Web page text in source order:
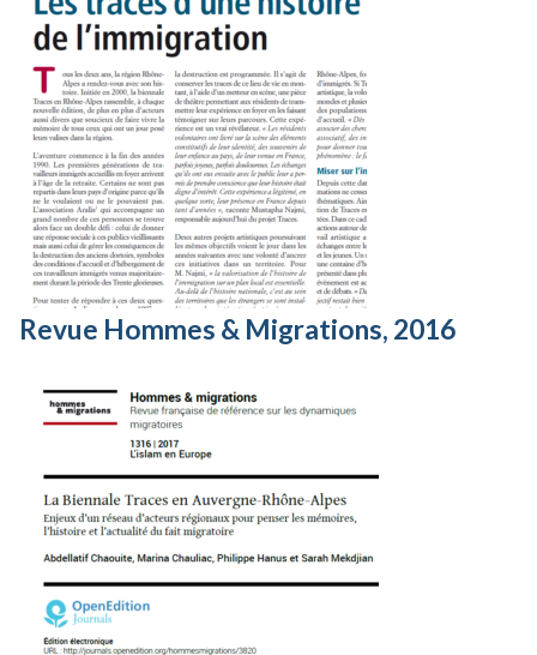
Revue Hommes & Migrations, 2016